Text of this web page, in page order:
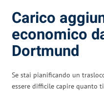
Carico
economico
Dortmund
Se stai pianificando un
essere difficile capire quanto